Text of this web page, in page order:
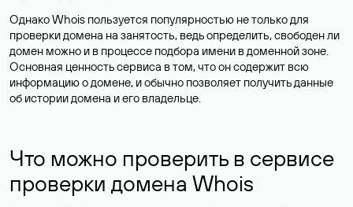
Однако Whois пользуется популярностью не только для
проверки домена на занятость, ведь определить, свободен ли
домен можно и в процессе подбора имени в доменной зоне.
Основная ценность сервиса в том, что он содержит всю
информацию о домене, и обычно позволяет получить данные
об истории домена и его владельце.
Что можно проверить в сервисе
проверки домена Whois